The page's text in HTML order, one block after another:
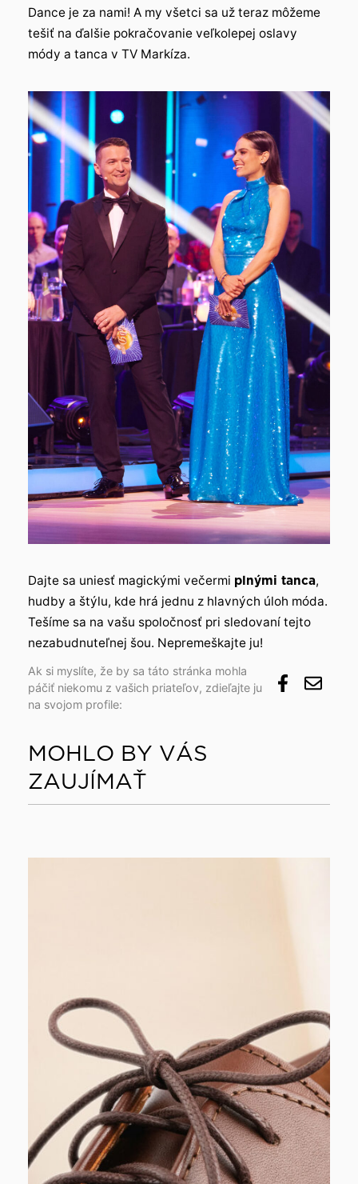
Dance je za nami! A my všetci sa už teraz môžeme
tešiť na ďalšie pokračovanie veľkolepej oslavy
módy a tanca v TV Markíza.
Dajte sa uniesť magickými večermi plnými tanca,
hudby a štýlu, kde hrá jednu z hlavných úloh móda.
Tešíme sa na vašu spoločnosť pri sledovaní tejto
nezabudnuteľnej šou. Nepremeškajte ju!
Ak si myslíte, že by sa táto stránka mohla
páčiť niekomu z vašich priateľov, zdieľajte ju
na svojom profile:
MOHLO BY VÁS
ZAUJÍMAŤ